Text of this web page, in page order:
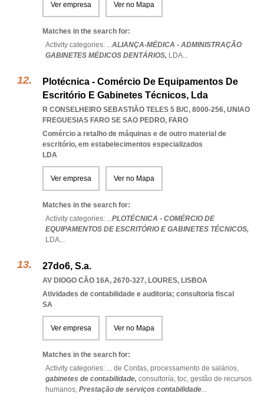
Ver empresa Ver no Mapa
Matches in the search for:
Activity categories: ...ALIANÇA-MÉDICA - ADMINISTRAÇÃO
GABINETES MÉDICOS DENTÁRIOS, LDA...
Plotécnica - Comércio De Equipamentos De
Escritório E Gabinetes Técnicos, Lda
R CONSELHEIRO SEBASTIÃO TELES 5 B/C, 8000-256, UNIAO
FREGUESIAS FARO SE SAO PEDRO, FARO
Comércio a retalho de máquinas e de outro material de
escritório, em estabelecimentos especializados
LDA
Ver empresa Ver no Mapa
Matches in the search for:
Activity categories: ...PLOTÉCNICA - COMÉRCIO DE
EQUIPAMENTOS DE ESCRITÓRIO E GABINETES TÉCNICOS,
LDA...
27do6, S.a.
AV DIOGO CÃO 16A, 2670-327, LOURES, LISBOA
Atividades de contabilidade e auditoria; consultoria fiscal
SA
Ver empresa Ver no Mapa
Matches in the search for:
Activity categories: ... de Contas, processamento de salários,
gabinetes de contabilidade, consultoría, toc, gestão de recursos
humanos, Prestação de serviços contabilidade...